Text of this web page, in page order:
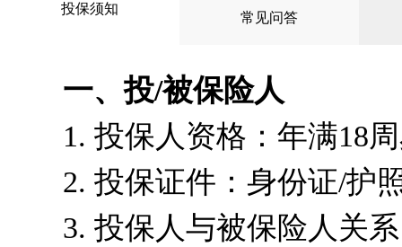
投保须知
常见问答
一、投/被保险人
1. 投保人资格：年满18
2. 投保证件：身份证/护
3. 投保人与被保险人关